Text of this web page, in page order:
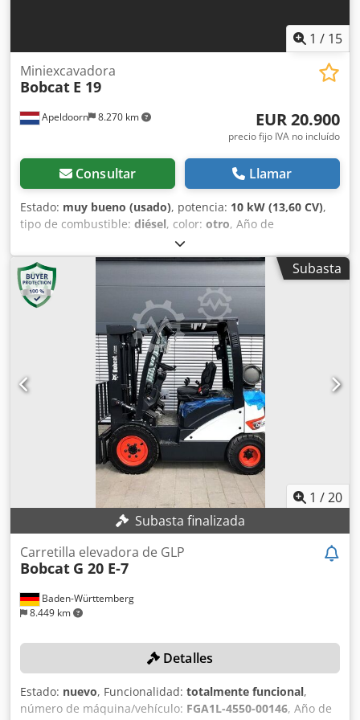
1 / 15
Apeldoorn 8.270 km
Miniexcavadora
Bobcat E 19
EUR 20.900
precio fijo IVA no incluído
Consultar Llamar
Estado: muy bueno (usado), potencia: 10 kW (13,60 CV),
tipo de combustible: diésel, color: otro, Año de
, horas de funcionamiento:
fabricación: 2023 Tracción: Oruga Peso en vacío: 1.768 kg
Dimensiones (L x An x Al): 381 x 98 x 229 cm Tipo de motor:
Kubota D722-EF11 Sistema de cambio rápido: Sí Estado
técnico: Muy bueno Estado estético: Muy bueno =
Opciones y accesorios adicionales = - Foco(s) de trabajo -
Ventilador - Cadenas de goma - Función
martillo/clasificación - Hoja empujadora - Cambio rápido =
Observaciones = Tren motriz Dcodpfxey Rfw Ns Ab Aek
Norma / Fase: Stage IV / Tier IV final Lehnhoff MS01 sistema
de enganche rápido con 1 cuchara, chasis extensible,
Subasta
1 /20
Subasta finalizada
Baden-Württemberg
8.449 km
Carretilla elevadora de GLP
Bobcat G 20 E-7
Detalles
Estado: nuevo, Funcionalidad: totalmente funcional,
número de máquina/vehículo: FGA1L-4550-00146, Año de